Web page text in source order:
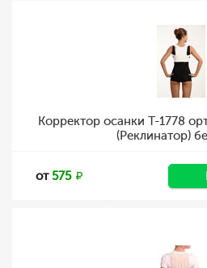
Корректор осанки Т-1778
(Реклинатор)
от575